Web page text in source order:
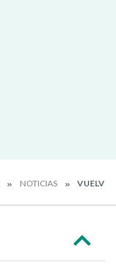
NOTICIAS VUELVE